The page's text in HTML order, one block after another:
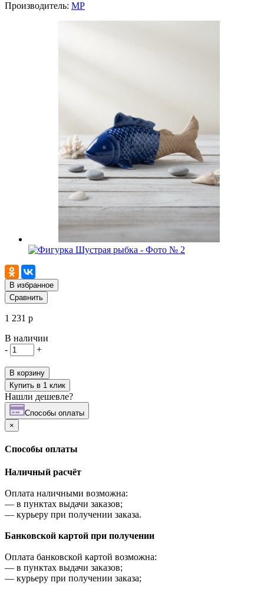
Производитель: MP
В избранное
Сравнить
1 231 р
В наличии
-
+
В корзину
Купить в 1 клик
Нашли дешевле?
Cпособы оплаты
×
Cпособы оплаты
Наличный расчёт
Оплата наличными возможна:
— в пунктах выдачи заказов;
— курьеру при получении заказа.
Банковской картой при получении
Оплата банковской картой возможна:
— в пунктах выдачи заказов;
— курьеру при получении заказа;